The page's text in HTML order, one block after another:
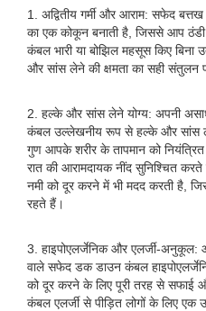
1. अद्वितीय गर्मी और आराम: सफेद
का एक कोकून बनाती है, जिससे आप
कंबल भारी या बोझिल महसूस किए बिना
और सांस लेने की क्षमता का सही संतुलन
2. हल्के और सांस लेने योग्य: अपनी
कंबल उल्लेखनीय रूप से हल्के और सांस
गुण आपके शरीर के तापमान को
रात की आरामदायक नींद सुनिश्चित
नमी को दूर करने में भी मदद करती है,
रहते हैं।
3. हाइपोएलर्जेनिक और एलर्जी-अनुकूल:
वाले सफेद डक डाउन कंबल
को दूर करने के लिए पूरी तरह से सफाई
कंबल एलर्जी से पीड़ित लोगों के लिए